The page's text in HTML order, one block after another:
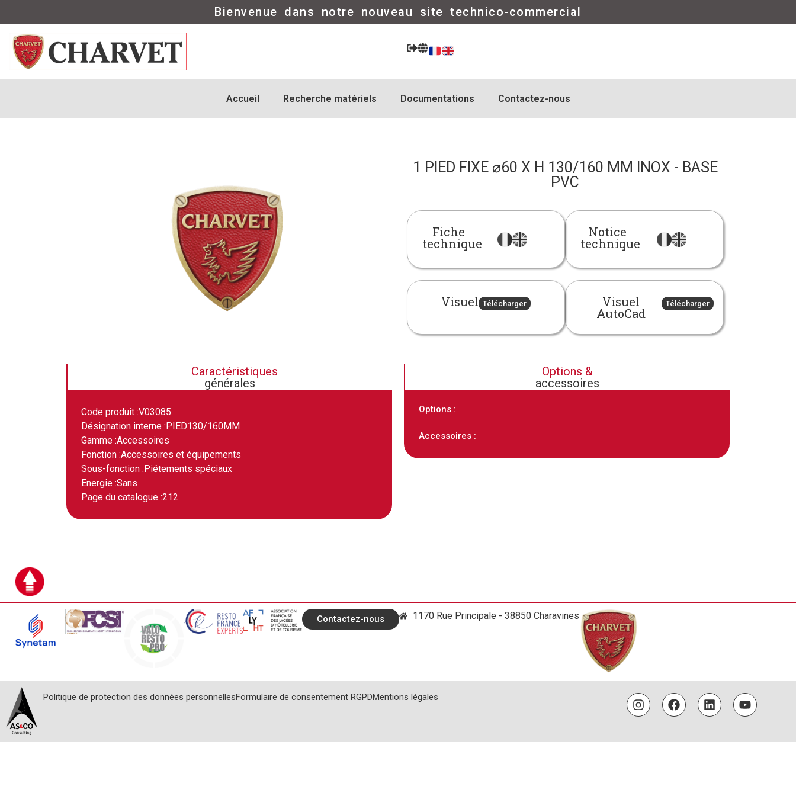
Bienvenue dans notre nouveau site technico-commercial
Accueil Recherche matériels Documentations Contactez-nous
1 PIED FIXE ⌀60 X H 130/160 MM INOX - BASE
PVC
Fiche
technique
Notice
technique
Visuel Télécharger Visuel
AutoCad
Télécharger
Caractéristiques
générales
Code produit :V03085
Désignation interne :PIED130/160MM
Gamme :Accessoires
Fonction :Accessoires et équipements
Sous-fonction :Piétements spéciaux
Energie :Sans
Page du catalogue :212
Options &
accessoires
Options :
Accessoires :
Contactez-nous 1170 Rue Principale - 38850 Charavines
Politique de protection des données personnellesFormulaire de consentement RGPDMentions légales